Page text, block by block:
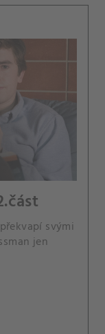
svými
jen